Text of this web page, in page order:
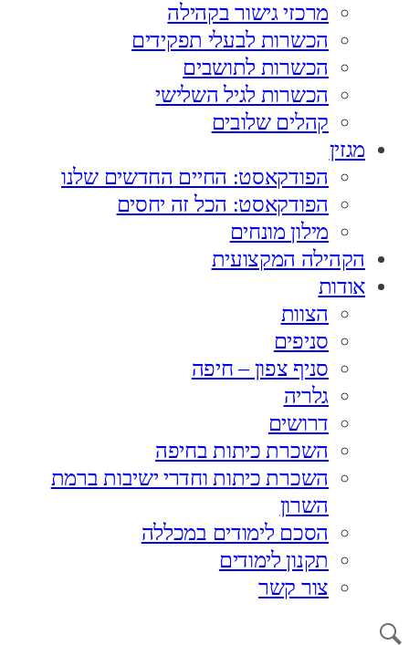
מרכזי גישור בקהילה
הכשרות לבעלי תפקידים
הכשרות לתושבים
הכשרות לגיל השלישי
קהלים שלובים
מגזין
הפודקאסט: החיים החדשים שלנו
הפודקאסט: הכל זה יחסים
מילון מונחים
הקהילה המקצועית
אודות
הצוות
סניפים
סניף צפון – חיפה
גלריה
דרושים
השכרת כיתות בחיפה
השכרת כיתות וחדרי ישיבות ברמת
השרון
הסכם לימודים במכללה
תקנון לימודים
צור קשר